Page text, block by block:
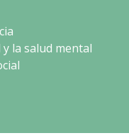
la salud mental